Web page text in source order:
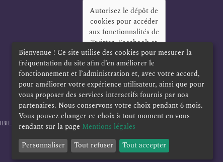
Autorisez le dépôt de
cookies pour accéder
aux fonctionnalités de
Twitter, Facebook et
LinkedIn?
Oui
Toujours
POLITIQUE DE CONFIDENTIALITÉ
Bienvenue ! Ce site utilise des cookies pour mesurer la
fréquentation du site afin d’en améliorer le
fonctionnement et l’administration et, avec votre accord,
pour améliorer votre expérience utilisateur, ainsi que pour
vous proposer des services interactifs fournis par nos
partenaires. Nous conservons votre choix pendant 6 mois.
Vous pouvez changer ce choix à tout moment en vous
rendant sur la page Mentions légales
Personnaliser
Tout refuser Tout accepter